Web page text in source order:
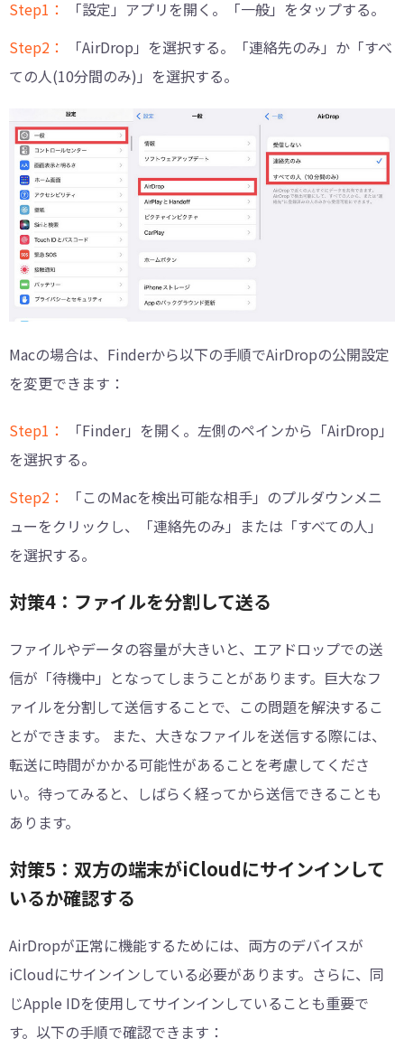
Step1：
「設定」アプリを開く。「一般」をタップする。
Step2：
「AirDrop」を選択する。「連絡先のみ」か「すべ
ての人(10分間のみ)」を選択する。
Macの場合は、Finderから以下の手順でAirDropの公開設定
を変更できます：
Step1：
「Finder」を開く。左側のペインから「AirDrop」
を選択する。
Step2：
「このMacを検出可能な相手」のプルダウンメニ
ューをクリックし、「連絡先のみ」または「すべての人」
を選択する。
対策4：ファイルを分割して送る
ファイルやデータの容量が大きいと、エアドロップでの送
信が「待機中」となってしまうことがあります。巨大なフ
ァイルを分割して送信することで、この問題を解決するこ
とができます。 また、大きなファイルを送信する際には、
転送に時間がかかる可能性があることを考慮してくださ
い。待ってみると、しばらく経ってから送信できることも
あります。
対策5：双方の端末がiCloudにサインインして
いるか確認する
AirDropが正常に機能するためには、両方のデバイスが
iCloudにサインインしている必要があります。さらに、同
じApple IDを使用してサインインしていることも重要で
す。以下の手順で確認できます：